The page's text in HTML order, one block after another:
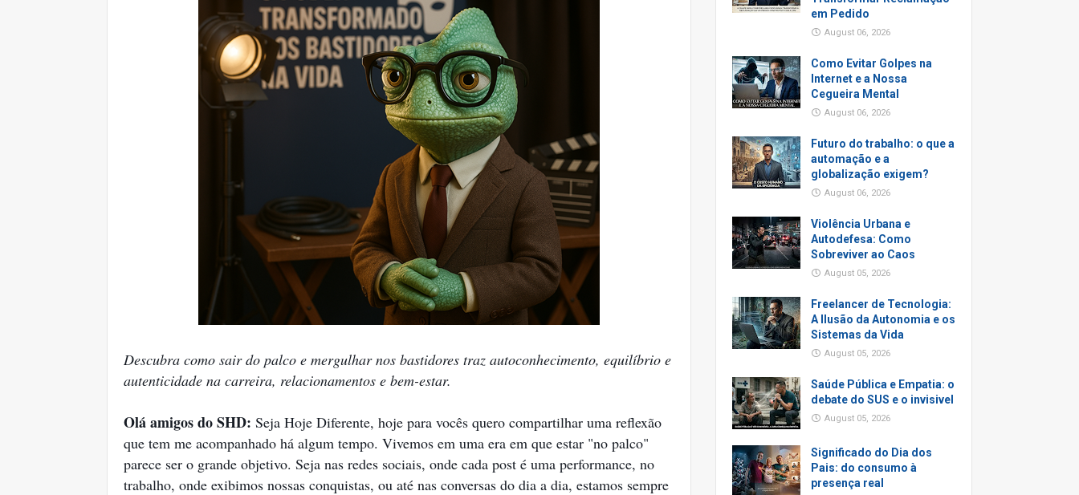
Descubra como sair do palco e mergulhar nos bastidores traz autoconhecimento, equilíbrio e
autenticidade na carreira, relacionamentos e bem-estar.
Olá amigos do SHD: Seja Hoje Diferente, hoje para vocês quero compartilhar uma reflexão
que tem me acompanhado há algum tempo. Vivemos em uma era em que estar "no palco"
parece ser o grande objetivo. Seja nas redes sociais, onde cada post é uma performance, no
trabalho, onde exibimos nossas conquistas, ou até nas conversas do dia a dia, estamos sempre
em Pedido
August 06, 2026
Como Evitar Golpes na
Internet e a Nossa
Cegueira Mental
August 06, 2026
Futuro do trabalho: o que a
automação e a
globalização exigem?
August 06, 2026
Violência Urbana e
Autodefesa: Como
Sobreviver ao Caos
August 05, 2026
Freelancer de Tecnologia:
A Ilusão da Autonomia e os
Sistemas da Vida
August 05, 2026
Saúde Pública e Empatia: o
debate do SUS e o invisivel
August 05, 2026
Significado do Dia dos
Pais: do consumo à
presença real